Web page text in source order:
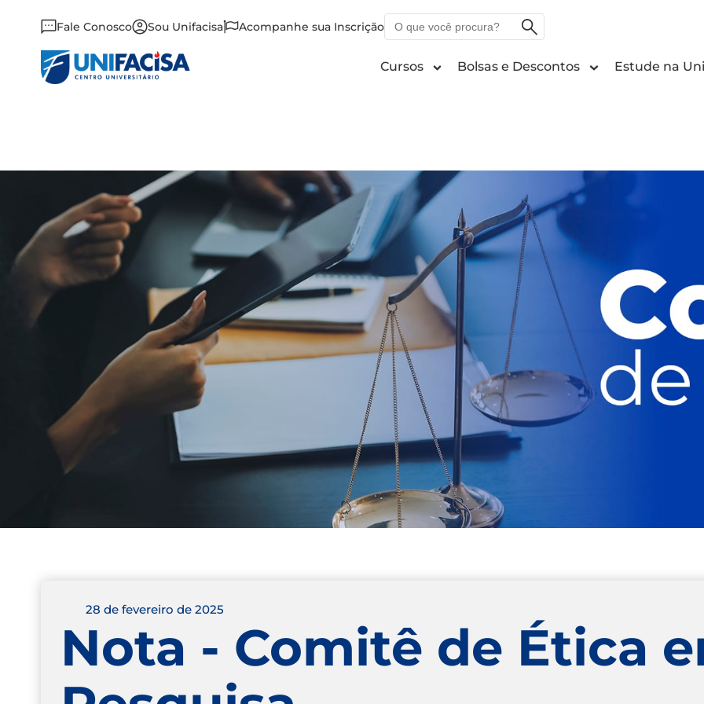
Fale Conosco Sou Unifacisa Acompanhe sua Inscrição
que
procura?
Cursos Bolsas e Descontos Estude na
28 de fevereiro de 2025
Nota - Comitê de Ética